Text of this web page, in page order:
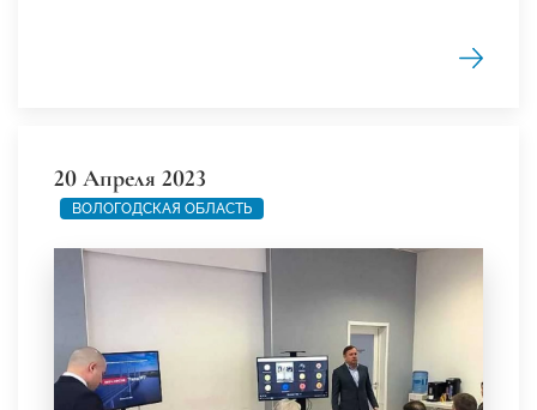
20 Апреля 2023
ВОЛОГОДСКАЯ ОБЛАСТЬ